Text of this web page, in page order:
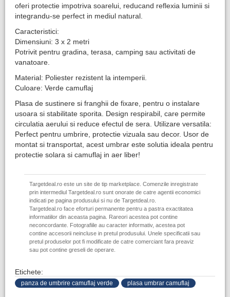
oferi protectie impotriva soarelui, reducand reflexia luminii si
integrandu-se perfect in mediul natural.
Caracteristici:
Dimensiuni: 3 x 2 metri
Potrivit pentru gradina, terasa, camping sau activitati de
vanatoare.
Material: Poliester rezistent la intemperii.
Culoare: Verde camuflaj
Plasa de sustinere si franghii de fixare, pentru o instalare
usoara si stabilitate sporita. Design respirabil, care permite
circulatia aerului si reduce efectul de sera. Utilizare versatila:
Perfect pentru umbrire, protectie vizuala sau decor. Usor de
montat si transportat, acest umbrar este solutia ideala pentru
protectie solara si camuflaj in aer liber!
Targetdeal.ro este un site de tip marketplace. Comenzile inregistrate
prin intermediul Targetdeal.ro sunt onorate de catre agentii economici
indicati pe pagina produsului si nu de Targetdeal.ro.
Targetdeal.ro face eforturi permanente pentru a pastra exactitatea
informatiilor din aceasta pagina. Rareori acestea pot contine
neconcordante. Fotografiile au caracter informativ, acestea pot
contine accesorii neincluse in pretul produsului. Unele specificatii sau
pretul produselor pot fi modificate de catre comerciant fara preaviz
sau pot contine greseli de operare.
Etichete:
panza de umbrire camuflaj verde plasa umbrar camuflaj